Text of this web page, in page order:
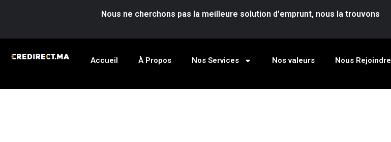
Nous ne cherchons pas la meilleure solution d'emprunt, nous la trouvons
Accueil À Propos Nos Services Nos valeurs Nous Rejoindre